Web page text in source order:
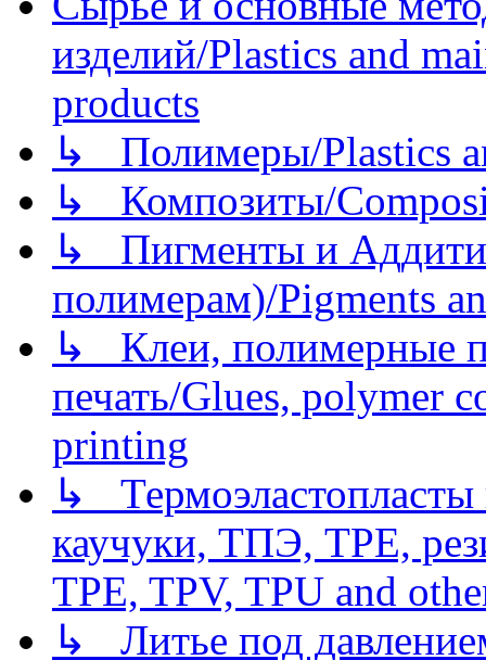
изделий/Plastics and
products
↳ Полимеры/Plastics
↳ Композиты/
↳ Пигменты и
полимерам)/Pigments
↳ Клеи, полимерные
печать/Glues, polymer
printing
↳
каучуки, ТПЭ, TPE,
TPE, TPV, TPU and
↳ Литье под